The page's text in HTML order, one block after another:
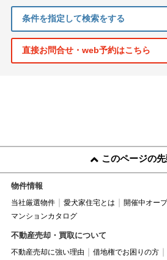
条件を指定して検索をする
直接お問合せ・web予約はこちら
このページの
物件情報
当社厳選物件 愛犬家住宅とは
開催中オー
マンションカタログ
不動産売却・買取について
不動産売却に強い理由 借地権でお困りの方